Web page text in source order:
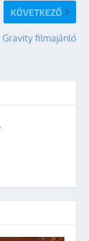
KÖVETKEZŐ
Gravity filmajánló